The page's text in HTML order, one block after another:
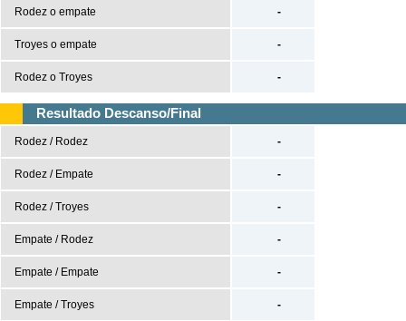
Rodez o empate
Troyes o empate
Rodez o Troyes
-
-
-
Resultado Descanso/Final
Rodez / Rodez
Rodez / Empate
Rodez / Troyes
Empate / Rodez
Empate / Empate
Empate / Troyes
-
-
-
-
-
-
Bundesliga
Champions League
Europa League
Baloncesto
España
LEB
NBA
Europa